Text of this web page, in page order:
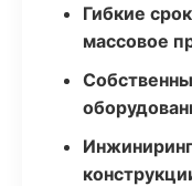
Гибкие
массовое